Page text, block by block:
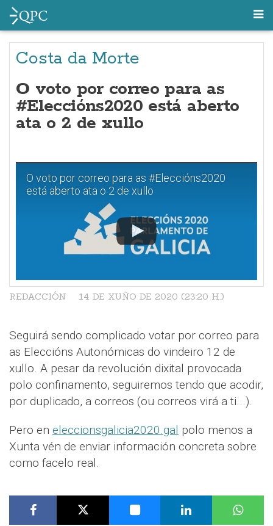
Costa da Morte
O voto por correo para as
#Eleccións2020 está aberto
ata o 2 de xullo
O voto por correo para as #Eleccións2020
está aberto ata o 2 de xullo
14 DE XUÑO DE 2020 (23:20 H.)
REDACCIÓN
Seguirá sendo complicado votar por correo para
as Eleccións Autonómicas do vindeiro 12 de
xullo. A pesar da revolución dixital provocada
polo confinamento, seguiremos tendo que acodir,
por duplicado, a correos (ou correos virá a ti...).
Pero en eleccionsgalicia2020.gal polo menos a
Xunta vén de enviar información concreta sobre
como facelo real.